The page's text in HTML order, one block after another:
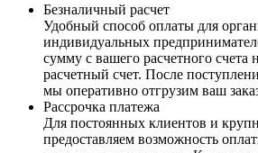
Безналичный расчет
Удобный способ оплаты для
индивидуальных
сумму с вашего расчетного
расчетный счет. После
мы оперативно отгрузим ваш
Рассрочка платежа
Для постоянных клиентов и
предоставляем возможность